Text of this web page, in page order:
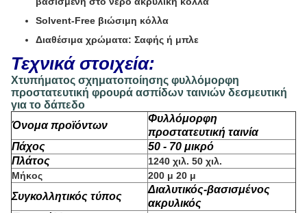
Solvent-Free βιώσιμη κόλλα
Διαθέσιμα χρώματα: Σαφής ή μπλε
Τεχνικά στοιχεία:
Χτυπήματος σχηματοποίησης φυλλόμορφη
προστατευτική φρουρά ασπίδων ταινιών δεσμευτική
για το δάπεδο
Όνομα προϊόντων
Φυλλόμορφη
προστατευτική ταινία
Πάχος
50 - 70 μικρό
Πλάτος
1240 χιλ. 50 χιλ.
Μήκος
200 μ 20 μ
Συγκολλητικός τύπος
Διαλυτικός-βασισμένος
ακρυλικός